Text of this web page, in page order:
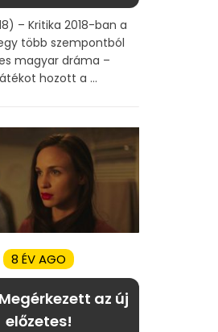
– Kritika 2018-ban a
több szempontból
magyar dráma –
hozott a ...
8 ÉV AGO
Megérkezett az új
előzetes!